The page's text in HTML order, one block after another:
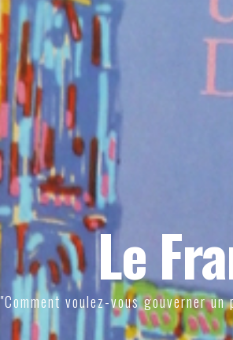
Le
"Comment voulez-vous gouverner